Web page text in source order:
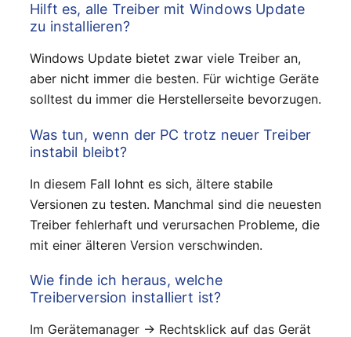
Hilft es, alle Treiber mit Windows Update
zu installieren?
Windows Update bietet zwar viele Treiber an,
aber nicht immer die besten. Für wichtige Geräte
solltest du immer die Herstellerseite bevorzugen.
Was tun, wenn der PC trotz neuer Treiber
instabil bleibt?
In diesem Fall lohnt es sich, ältere stabile
Versionen zu testen. Manchmal sind die neuesten
Treiber fehlerhaft und verursachen Probleme, die
mit einer älteren Version verschwinden.
Wie finde ich heraus, welche
Treiberversion installiert ist?
Im Gerätemanager → Rechtsklick auf das Gerät